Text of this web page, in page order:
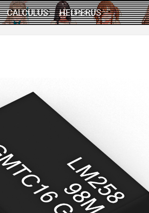
CALCULUS HELPERUS